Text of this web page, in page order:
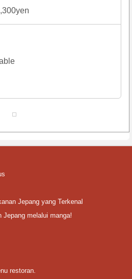
Jepang yang Terkenal
Jepang melalui manga!
restoran.